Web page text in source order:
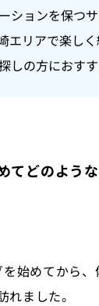
ションを保つ
エリアで楽し
しの方におすす
てどのよう
始めてから
ました。